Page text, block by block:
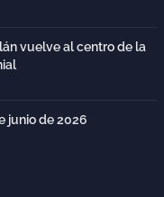
vuelve al centro de la
junio de 2026